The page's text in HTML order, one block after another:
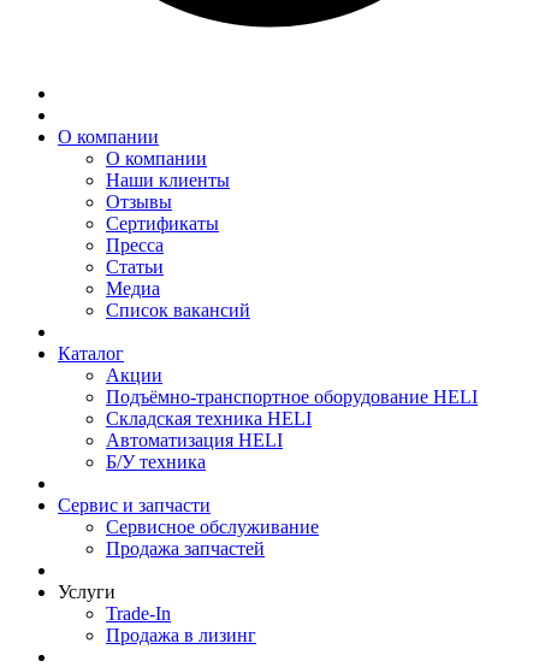
О компании
О компании
Наши клиенты
Отзывы
Сертификаты
Пресса
Статьи
Медиа
Список вакансий
Каталог
Акции
Подъёмно-транспортное оборудование HELI
Складская техника HELI
Автоматизация HELI
Б/У техника
Сервис и запчасти
Сервисное обслуживание
Продажа запчастей
Услуги
Trade-In
Продажа в лизинг